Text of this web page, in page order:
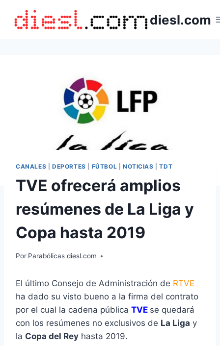
contenido
diesl.com
CANALES DEPORTES FÚTBOL NOTICIAS |TDT
TVE ofrecerá amplios
resúmenes de La Liga y
Copa hasta 2019
Por Parabólicas diesl.com
El último Consejo de Administración de RTVE
ha dado su visto bueno a la firma del contrato
por el cual la cadena pública TVE se quedará
con los resúmenes no exclusivos de La Liga y
la Copa del Rey hasta 2019.